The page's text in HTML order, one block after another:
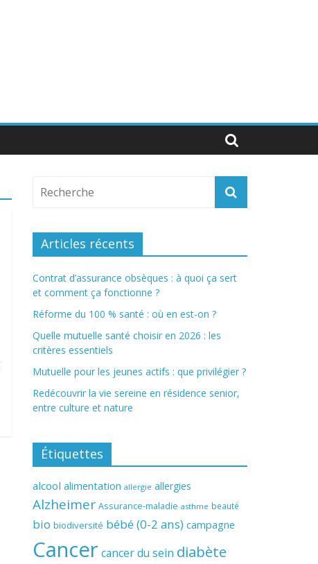
Articles récents
Contrat d’assurance obsèques : à quoi ça sert
et comment ça fonctionne ?
Réforme du 100 % santé : où en est-on ?
Quelle mutuelle santé choisir en 2026 : les
critères essentiels
Mutuelle pour les jeunes actifs : que privilégier ?
Redécouvrir la vie sereine en résidence senior,
entre culture et nature
Étiquettes
alcool alimentation allergie allergies
Alzheimer Assurance-maladie asthme beauté
bio biodiversité bébé (0-2 ans) campagne
Cancer cancer du sein diabète